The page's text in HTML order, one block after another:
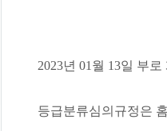
2023년 01월 13일 부
등급분류심의규정은